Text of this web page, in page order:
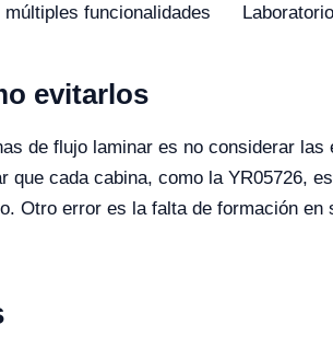
funcionalidades
evitarlos
de flujo laminar es no considerar
cada cabina, como la YR05726,
Otro error es la falta de formación